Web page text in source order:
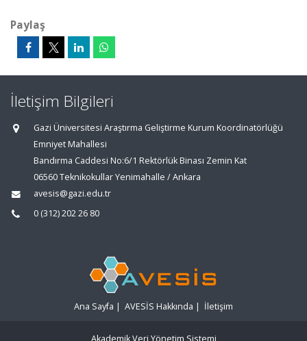
Paylaş
İletişim Bilgileri
Gazi Üniversitesi Araştırma Geliştirme Kurum Koordinatörlüğü
Emniyet Mahallesi
Bandırma Caddesi No:6/1 Rektörlük Binası Zemin Kat
06560 Teknikokullar Yenimahalle / Ankara
avesis@gazi.edu.tr
0 (312) 202 26 80
Ana Sayfa | AVESİS Hakkında | İletişim
Akademik Veri Yönetim Sistemi